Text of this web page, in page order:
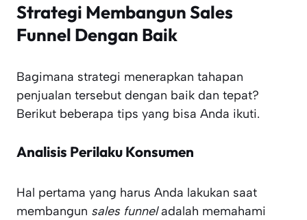
Strategi Membangun Sales
Funnel Dengan Baik
Bagimana strategi menerapkan tahapan
penjualan tersebut dengan baik dan tepat?
Berikut beberapa tips yang bisa Anda ikuti.
Analisis Perilaku Konsumen
Hal pertama yang harus Anda lakukan saat
membangun sales funneladalah memahami